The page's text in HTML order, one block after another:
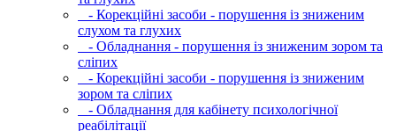
- Корекційні засоби - порушення із зниженим
слухом та глухих
- Обладнання - порушення із зниженим зором та
сліпих
- Корекційні засоби - порушення із зниженим
зором та сліпих
- Обладнання для кабінету психологічної
реабілітації